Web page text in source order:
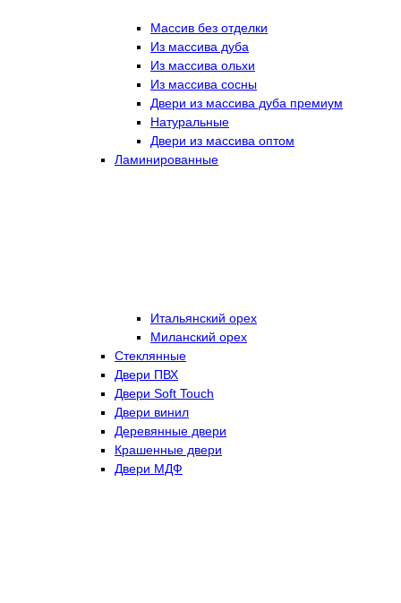
Массив без отделки
Из массива дуба
Из массива ольхи
Из массива сосны
Двери из массива дуба премиум
Натуральные
Двери из массива оптом
Ламинированные
Итальянский орех
Миланский орех
Стеклянные
Двери ПВХ
Двери Soft Touch
Двери винил
Деревянные двери
Крашенные двери
Двери МДФ